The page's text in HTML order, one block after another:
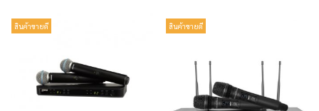
สินค้าขายดี สินค้าขายดี